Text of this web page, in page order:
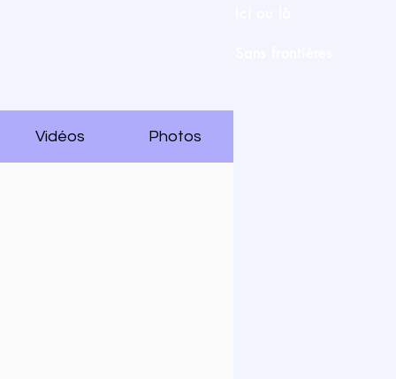
Vidéos Photos